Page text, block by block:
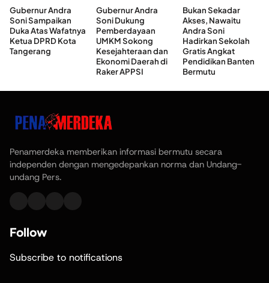
Gubernur Andra
Soni Sampaikan
Duka Atas Wafatnya
Ketua DPRD Kota
Tangerang
Gubernur Andra
Soni Dukung
Pemberdayaan
UMKM Sokong
Kesejahteraan dan
Ekonomi Daerah di
Raker APPSI
Bukan Sekadar
Akses, Nawaitu
Andra Soni
Hadirkan Sekolah
Gratis Angkat
Pendidikan Banten
Bermutu
Penamerdeka memberikan informasi bermutu secara
independen dengan mengedepankan norma dan Undang-
undang Pers.
Follow
Subscribe to notifications